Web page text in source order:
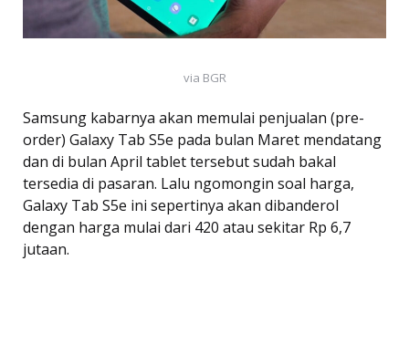
via BGR
Samsung kabarnya akan memulai penjualan (pre-
order) Galaxy Tab S5e pada bulan Maret mendatang
dan di bulan April tablet tersebut sudah bakal
tersedia di pasaran. Lalu ngomongin soal harga,
Galaxy Tab S5e ini sepertinya akan dibanderol
dengan harga mulai dari 420 atau sekitar Rp 6,7
jutaan.